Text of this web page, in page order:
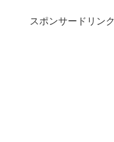
スポンサードリンク